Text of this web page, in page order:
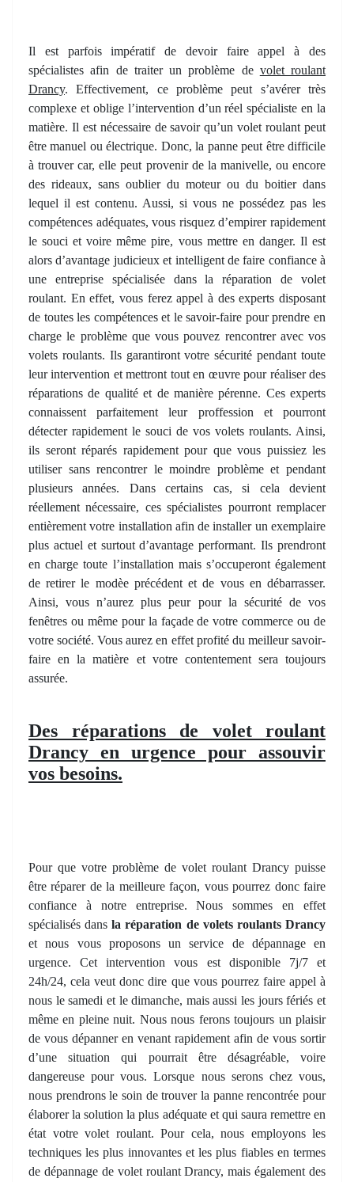
Il est parfois impératif de devoir faire appel à des
spécialistes afin de traiter un problème de volet roulant
Drancy. Effectivement, ce problème peut s’avérer très
complexe et oblige l’intervention d’un réel spécialiste en la
matière. Il est nécessaire de savoir qu’un volet roulant peut
être manuel ou électrique. Donc, la panne peut être difficile
à trouver car, elle peut provenir de la manivelle, ou encore
des rideaux, sans oublier du moteur ou du boitier dans
lequel il est contenu. Aussi, si vous ne possédez pas les
compétences adéquates, vous risquez d’empirer rapidement
le souci et voire même pire, vous mettre en danger. Il est
alors d’avantage judicieux et intelligent de faire confiance à
une entreprise spécialisée dans la réparation de volet
roulant. En effet, vous ferez appel à des experts disposant
de toutes les compétences et le savoir-faire pour prendre en
charge le problème que vous pouvez rencontrer avec vos
volets roulants. Ils garantiront votre sécurité pendant toute
leur intervention et mettront tout en œuvre pour réaliser des
réparations de qualité et de manière pérenne. Ces experts
connaissent parfaitement leur proffession et pourront
détecter rapidement le souci de vos volets roulants. Ainsi,
ils seront réparés rapidement pour que vous puissiez les
utiliser sans rencontrer le moindre problème et pendant
plusieurs années. Dans certains cas, si cela devient
réellement nécessaire, ces spécialistes pourront remplacer
entièrement votre installation afin de installer un exemplaire
plus actuel et surtout d’avantage performant. Ils prendront
en charge toute l’installation mais s’occuperont également
de retirer le modèe précédent et de vous en débarrasser.
Ainsi, vous n’aurez plus peur pour la sécurité de vos
fenêtres ou même pour la façade de votre commerce ou de
votre société. Vous aurez en effet profité du meilleur savoir-
faire en la matière et votre contentement sera toujours
assurée.
Des réparations de volet roulant
Drancy en urgence pour assouvir
vos besoins.
Pour que votre problème de volet roulant Drancy puisse
être réparer de la meilleure façon, vous pourrez donc faire
confiance à notre entreprise. Nous sommes en effet
spécialisés dansla réparation de volets roulants Drancy
et nous vous proposons un service de dépannage en
urgence. Cet intervention vous est disponible 7j/7 et
24h/24, cela veut donc dire que vous pourrez faire appel à
nous le samedi et le dimanche, mais aussi les jours fériés et
même en pleine nuit. Nous nous ferons toujours un plaisir
de vous dépanner en venant rapidement afin de vous sortir
d’une situation qui pourrait être désagréable, voire
dangereuse pour vous. Lorsque nous serons chez vous,
nous prendrons le soin de trouver la panne rencontrée pour
élaborer la solution la plus adéquate et qui saura remettre en
état votre volet roulant. Pour cela, nous employons les
techniques les plus innovantes et les plus fiables en termes
de dépannage de volet roulant Drancy, mais également des